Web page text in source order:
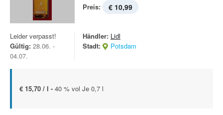
Preis: € 10,99
Leider verpasst!
Gültig: 28.06. -
04.07.
Händler: Lidl
Stadt:
Potsdam
€ 15,70 / l - 40 % vol Je 0,7 l